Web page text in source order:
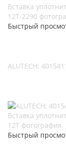
Быстрый
ALUTECH:
Быстрый